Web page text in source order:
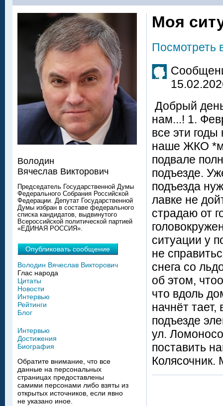
Моя
Посмотреть
Добрый
нам...! 1.
все эти
наше ЖКО
подвале
подъезде.
подъезда
лавке не
страдаю от
ситуации у
не
снега со
об этом,
что вдоль
начнёт
подъезде
ул.
поставить
Володин
Вячеслав Викторович
Председатель Государственной Думы
Федерального Собрания Российской
Федерации. Депутат Государственной
Думы избран в составе федерального
списка кандидатов, выдвинутого
Всероссийской политической партией
«ЕДИНАЯ РОССИЯ».
Опубликовать сообщение
Володин Вячеслав Викторович
Глас народа
Цитаты
Новости
Интервью
Рейтинги
Блог
Интервью
Достижения
Биография
Обратите внимание, что все
данные на персональных
страницах предоставлены
самими персонами либо взяты из
открытых источников, если явно
не указано иное.